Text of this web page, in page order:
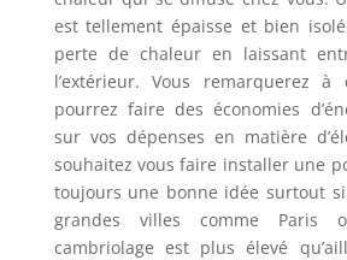
est tellement épaisse et bien
perte de chaleur en laissant
l’extérieur. Vous remarquerez
pourrez faire des économies
sur vos dépenses en matière
souhaitez vous faire installer une
toujours une bonne idée surtout
grandes villes comme
cambriolage est plus élevé